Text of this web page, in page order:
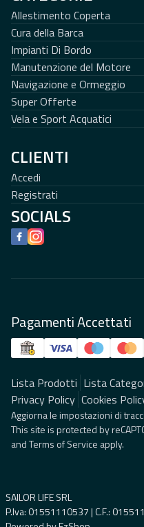
Allestimento Coperta
Cura della Barca
Impianti Di Bordo
Manutenzione del Motore
Navigazione e Ormeggio
Super Offerte
Vela e Sport Acquatici
CLIENTI
Accedi
Registrati
SOCIALS
Facebook
Instagram
Pagamenti Accettati
Lista Prodotti Lista
Privacy Policy Cookies
Aggiorna le impostazioni di
This site is protected by
andTerms of Service apply.
SAILOR LIFE SRL
P.Iva: 01551110537 | C.F.: